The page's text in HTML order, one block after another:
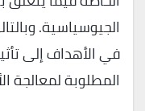
الجيوسياسية.
في الأهداف إلى
المطلوبة لمعالجة